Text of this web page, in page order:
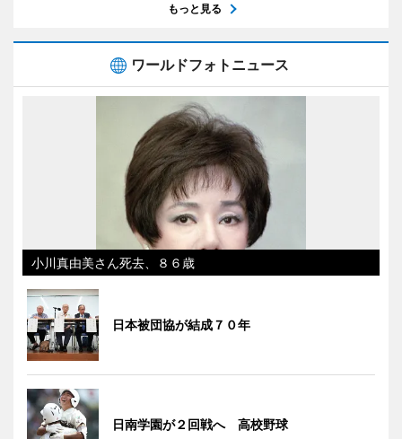
もっと見る
ワールドフォトニュース
小川真由美さん死去、８６歳
日本被団協が結成７０年
日南学園が２回戦へ 高校野球